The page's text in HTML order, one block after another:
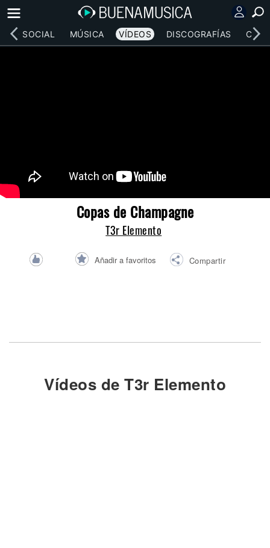
RED SOCIAL MÚSICA VÍDEOS DISCOGRAFÍAS
Copas de Champagne
T3r Elemento
Añadir a favoritos Compartir
Vídeos de T3r Elemento